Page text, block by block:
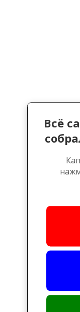
Всё